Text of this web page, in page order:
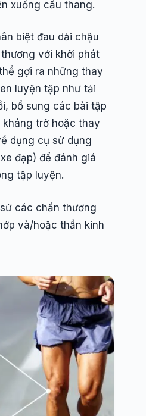
xuống cầu thang.
biệt đau dải chậu
với khởi phát
gợi ra những thay
luyện tập như tải
bổ sung các bài tập
kháng trở hoặc thay
dụng cụ sử dụng
đạp) để đánh giá
tập luyện.
các chấn thương
và/hoặc thần kinh